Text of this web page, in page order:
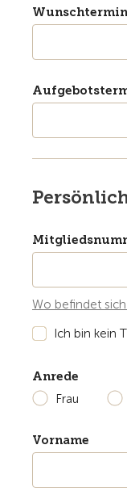
Wo befindet
Ich bin kein
Anrede
Frau
Vorname